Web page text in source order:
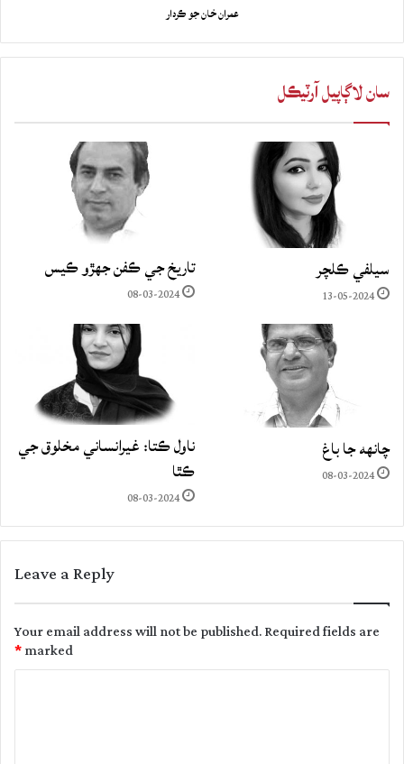
عمران خان جو ڪردار
سان لاڳاپيل آرٽيڪل
سيلفي ڪلچر
13-05-2024
تاريخ جي ڪفن جھڙو ڪيس
08-03-2024
چانهه جا باغ
08-03-2024
ناول ڪتا: غيرانساني مخلوق جي
ڪٿا
08-03-2024
Leave a Reply
Your email address will not be published.Required fields are
marked
*